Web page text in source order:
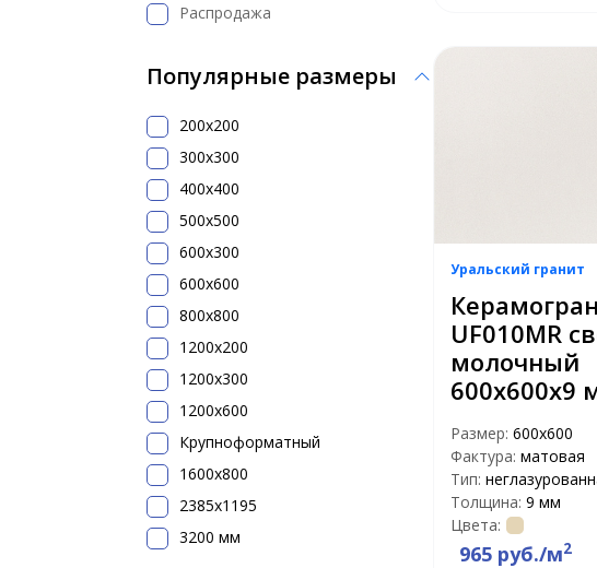
Распродажа
Популярные размеры
200x200
300х300
400х400
500x500
600х300
600х600
800х800
1200x200
1200х300
1200х600
Крупноформатный
1600x800
2385x1195
3200 мм
Уральский гранит
UF010MR
молочный
600x600x9
Размер: 600х600
Фактура: матовая
Тип:
Толщина: 9 мм
Цвета:
965 руб./м2